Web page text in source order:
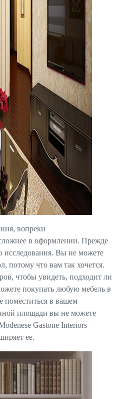
вопреки
в оформлении. Прежде
исследования. Вы не можете
потому что вам так хочется.
чтобы увидеть, подходит ли
покупать любую мебель в
поместиться в вашем
площади вы не можете
Gastone Interiors
ее.